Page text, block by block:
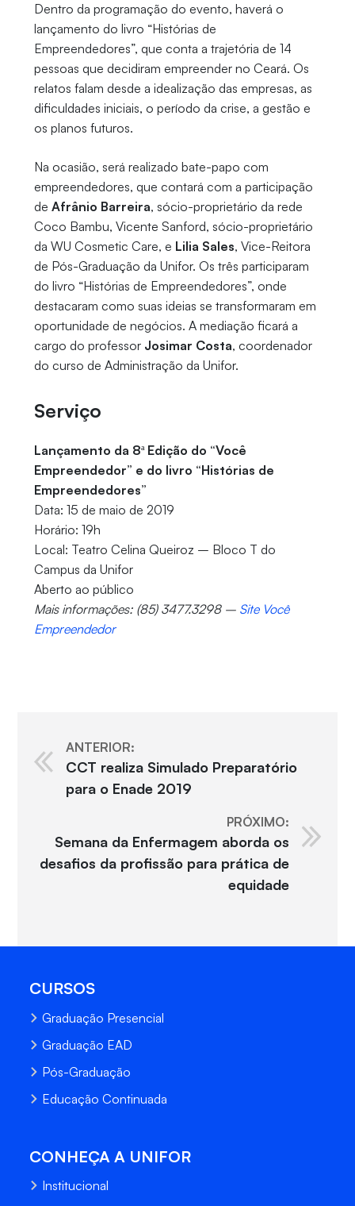
Dentro da programação do evento, haverá o
lançamento do livro “Histórias de
Empreendedores”, que conta a trajetória de 14
pessoas que decidiram empreender no Ceará. Os
relatos falam desde a idealização das empresas, as
dificuldades iniciais, o período da crise, a gestão e
os planos futuros.
Na ocasião, será realizado bate-papo com
empreendedores, que contará com a participação
de Afrânio Barreira, sócio-proprietário da rede
Coco Bambu, Vicente Sanford, sócio-proprietário
da WU Cosmetic Care, e Lilia Sales, Vice-Reitora
de Pós-Graduação da Unifor. Os três participaram
do livro “Histórias de Empreendedores”, onde
destacaram como suas ideias se transformaram em
oportunidade de negócios. A mediação ficará a
cargo do professor Josimar Costa, coordenador
do curso de Administração da Unifor.
Serviço
Lançamento da 8ª Edição do “Você
Empreendedor” e do livro “Histórias de
Empreendedores”
Data: 15 de maio de 2019
Horário: 19h
Local: Teatro Celina Queiroz – Bloco T do
Campus da Unifor
Aberto ao público
Mais informações: (85) 3477.3298 – Site Você
Empreendedor
ANTERIOR:
CCT realiza Simulado Preparatório
para o Enade 2019
PRÓXIMO:
Semana da Enfermagem aborda os
desafios da profissão para prática de
equidade
CURSOS
Graduação Presencial
Graduação EAD
Pós-Graduação
Educação Continuada
CONHEÇA A UNIFOR
Institucional